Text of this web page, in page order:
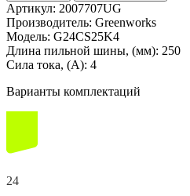
Артикул: 2007707UG
Производитель: Greenworks
Модель: G24CS25K4
Длина пильной шины, (мм): 250
Сила тока, (А): 4
Варианты комплектаций
24